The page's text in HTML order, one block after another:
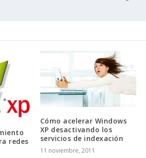
redes
Cómo acelerar Windows
XP desactivando los
servicios de indexación
11 noviembre, 2011